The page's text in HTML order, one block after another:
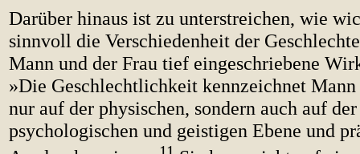
Darüber hinaus ist zu unterstreichen, wie
sinnvoll die Verschiedenheit der
Mann und der Frau tief eingeschriebene
»Die Geschlechtlichkeit kennzeichnet
nur auf der physischen, sondern auch auf der
psychologischen und geistigen Ebene und